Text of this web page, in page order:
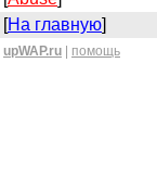
[На главную]
upWAP.ru помощь